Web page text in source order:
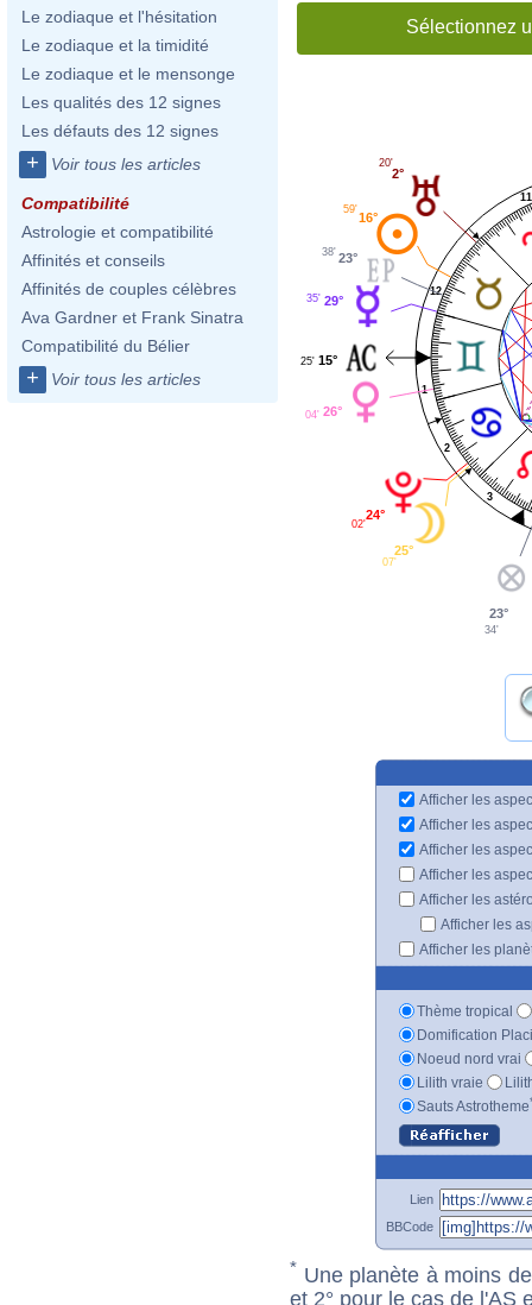
Le zodiaque et l'hésitation
Le zodiaque et la timidité
Le zodiaque et le mensonge
Les qualités des 12 signes
Les défauts des 12 signes
+ Voir tous les articles
Compatibilité
Astrologie et compatibilité
Affinités et conseils
Affinités de couples célèbres
Ava Gardner et Frank Sinatra
Compatibilité du Bélier
+ Voir tous les articles
Sélectionnez
1
2
3
11
12
2°
20'
16°
59'
23°
38'
29°
35'
15°
25'
26°
04'
24°
02'
25°
07'
23°
34'
Afficher les
Afficher les
Afficher les
Afficher les
Afficher les
Afficher les
Afficher les
Thème tropical
Domification
Noeud nord vrai
Lilith vraie
Sauts Astrotheme
Lien
BBCode
* Une planète à moins
et 2° pour le cas de l'AS